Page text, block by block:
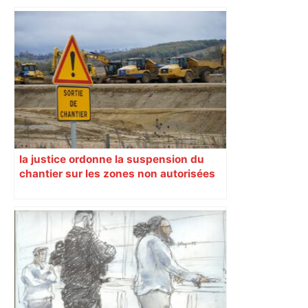
la justice ordonne la suspension du
chantier sur les zones non autorisées